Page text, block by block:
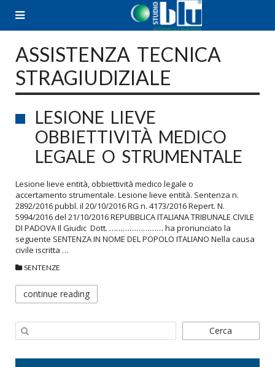
ASSISTENZA TECNICA
STRAGIUDIZIALE
LESIONE LIEVE
OBBIETTIVITÀ MEDICO
LEGALE O STRUMENTALE
Lesione lieve entità, obbiettività medico legale o
accertamento strumentale. Lesione lieve entità. Sentenza n.
2892/2016 pubbl. il 20/10/2016 RG n. 4173/2016 Repert. N.
5994/2016 del 21/10/2016 REPUBBLICA ITALIANA TRIBUNALE CIVILE
DI PADOVA Il Giudic Dott. …………………… ha pronunciato la
seguente SENTENZA IN NOME DEL POPOLO ITALIANO Nella causa
civile iscritta …
SENTENZE
continue reading
Cerca